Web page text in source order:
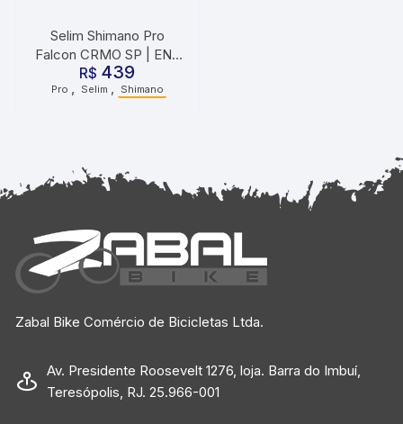
Selim Shimano Pro
Falcon CRMO SP | EN |
142mm Preto
R$ 439
Pro Selim Shimano
Zabal Bike Comércio de Bicicletas Ltda.
Av. Presidente Roosevelt 1276, loja. Barra do Imbuí,
Teresópolis, RJ. 25.966-001